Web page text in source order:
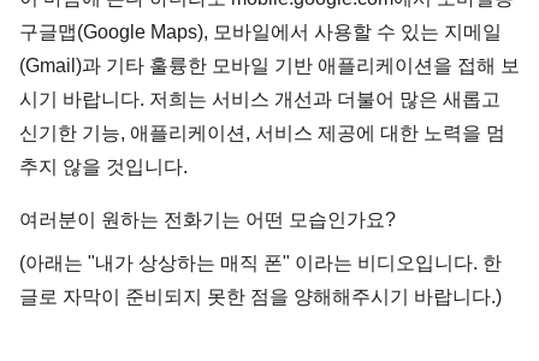
구글맵(Google Maps), 모바일에서 사용할 수 있는 지메일
(Gmail)과 기타 훌륭한 모바일 기반 애플리케이션을 접해 보
시기 바랍니다. 저희는 서비스 개선과 더불어 많은 새롭고
신기한 기능, 애플리케이션, 서비스 제공에 대한 노력을 멈
추지 않을 것입니다.
여러분이 원하는 전화기는 어떤 모습인가요?
(아래는 "내가 상상하는 매직 폰" 이라는 비디오입니다. 한
글로 자막이 준비되지 못한 점을 양해해주시기 바랍니다.)